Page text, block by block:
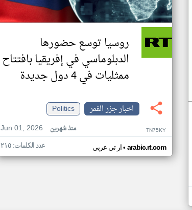
روسيا توسع حضورها
الدبلوماسي في إفريقيا بافتتاح
ممثليات في 4 دول جديدة
اخبار جزر القمر
Politics
Jun 01, 2026
منذ شهرين TN75KY
ار تي عربي• arabic.rt.com عدد الكلمات: ٢١٥